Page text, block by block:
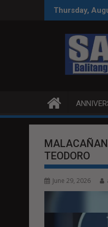
Thursday,
Smart Dental Tech
KAYSA LEGAL SA
TEODORO
June 29, 2026